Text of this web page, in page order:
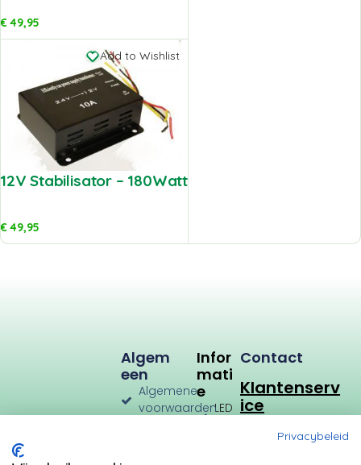
€49,95
Add to Wishlist
12V Stabilisator – 180Watt
€49,95
Infor
Mati
E
LED
Algem
Een
Algemene
voorwaarden
Contact
Klantenserv
ice
Privacybeleid